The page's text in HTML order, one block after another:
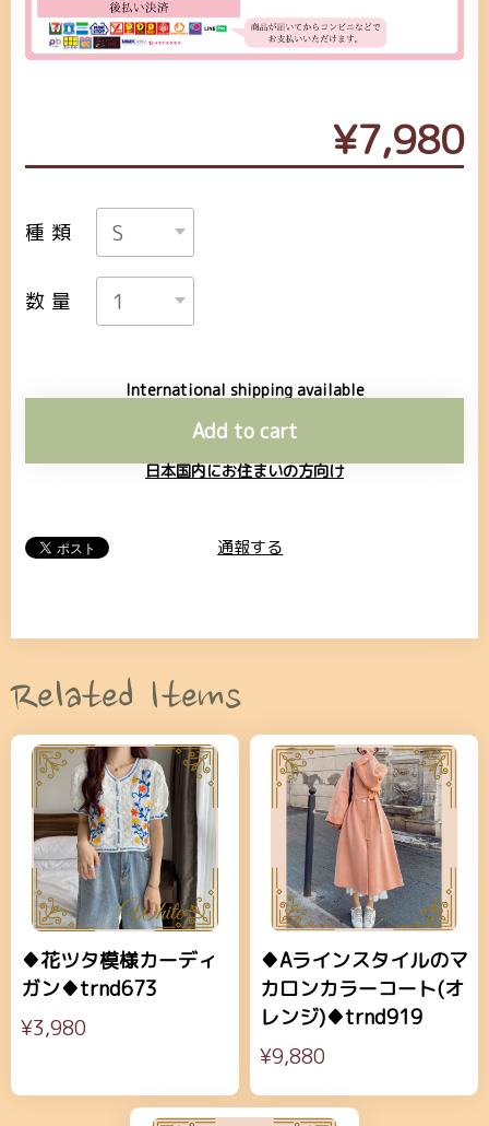
¥7,980
種類
数量
International shipping available
Add to cart
日本国内にお住まいの方向け
通報する
Related Items
♦花ツタ模様カーディ
ガン♦trnd673
¥3,980
♦Aラインスタイルのマ
カロンカラーコート(オ
レンジ)♦trnd919
¥9,880